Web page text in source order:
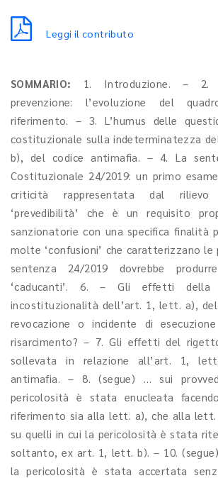
Leggi il contributo
SOMMARIO: 1. Introduzione. – 2.
prevenzione: l’evoluzione del
riferimento. – 3. L’humus delle
costituzionale sulla indeterminatezza
b), del codice antimafia. – 4. La
Costituzionale 24/2019: un primo
criticità rappresentata dal
‘prevedibilità’ che è un requisito
sanzionatorie con una specifica finalità
molte ‘confusioni’ che caratterizzano le
sentenza 24/2019 dovrebbe
‘caducanti’. 6. – Gli effetti della
incostituzionalità dell’art. 1, lett. a),
revocazione o incidente di
risarcimento? – 7. Gli effetti del
sollevata in relazione all’art. 1,
antimafia. – 8. (segue) … sui
pericolosità è stata enucleata
riferimento sia alla lett. a), che alla lett.
su quelli in cui la pericolosità è stata
soltanto, ex art. 1, lett. b). – 10.
la pericolosità è stata accertata